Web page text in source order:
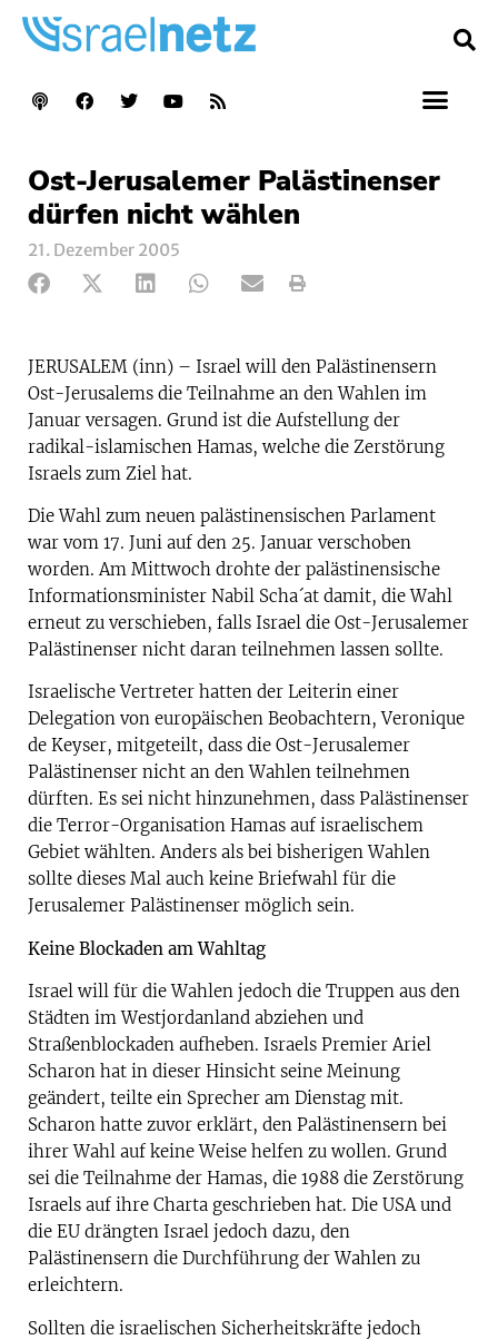
Ost-Jerusalemer Palästinenser
dürfen nicht wählen
21. Dezember 2005
JERUSALEM (inn) – Israel will den Palästinensern
Ost-Jerusalems die Teilnahme an den Wahlen im
Januar versagen. Grund ist die Aufstellung der
radikal-islamischen Hamas, welche die Zerstörung
Israels zum Ziel hat.
Die Wahl zum neuen palästinensischen Parlament
war vom 17. Juni auf den 25. Januar verschoben
worden. Am Mittwoch drohte der palästinensische
Informationsminister Nabil Scha´at damit, die Wahl
erneut zu verschieben, falls Israel die Ost-Jerusalemer
Palästinenser nicht daran teilnehmen lassen sollte.
Israelische Vertreter hatten der Leiterin einer
Delegation von europäischen Beobachtern, Veronique
de Keyser, mitgeteilt, dass die Ost-Jerusalemer
Palästinenser nicht an den Wahlen teilnehmen
dürften. Es sei nicht hinzunehmen, dass Palästinenser
die Terror-Organisation Hamas auf israelischem
Gebiet wählten. Anders als bei bisherigen Wahlen
sollte dieses Mal auch keine Briefwahl für die
Jerusalemer Palästinenser möglich sein.
Keine Blockaden am Wahltag
Israel will für die Wahlen jedoch die Truppen aus den
Städten im Westjordanland abziehen und
Straßenblockaden aufheben. Israels Premier Ariel
Scharon hat in dieser Hinsicht seine Meinung
geändert, teilte ein Sprecher am Dienstag mit.
Scharon hatte zuvor erklärt, den Palästinensern bei
ihrer Wahl auf keine Weise helfen zu wollen. Grund
sei die Teilnahme der Hamas, die 1988 die Zerstörung
Israels auf ihre Charta geschrieben hat. Die USA und
die EU drängten Israel jedoch dazu, den
Palästinensern die Durchführung der Wahlen zu
erleichtern.
Sollten die israelischen Sicherheitskräfte jedoch